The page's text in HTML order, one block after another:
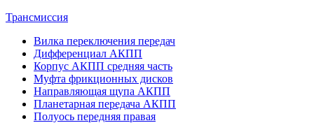
Трансмиссия
Вилка переключения передач
Дифференциал АКПП
Корпус АКПП средняя часть
Муфта фрикционных дисков
Направляющая щупа АКПП
Планетарная передача АКПП
Полуось передняя правая